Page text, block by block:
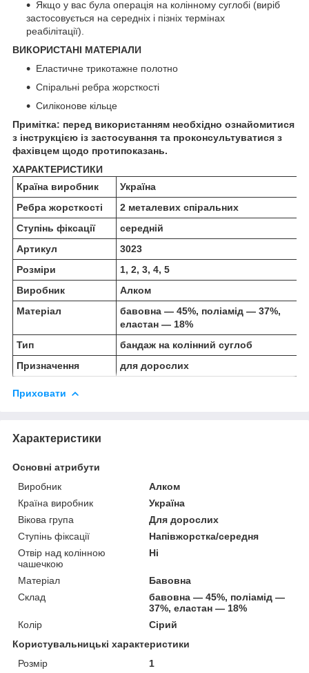
Якщо у вас була операція на колінному суглобі (виріб
застосовується на середніх і пізніх термінах
реабілітації).
ВИКОРИСТАНІ МАТЕРІАЛИ
Еластичне трикотажне полотно
Спіральні ребра жорсткості
Силіконове кільце
Примітка: перед використанням необхідно ознайомитися
з інструкцією із застосування та проконсультуватися з
фахівцем щодо протипоказань.
ХАРАКТЕРИСТИКИ
Країна виробник
Україна
Ребра жорсткості
2 металевих спіральних
Cтупінь фіксації
середній
Артикул
3023
Розміри
1, 2, 3, 4, 5
Виробник
Алком
Матеріал
бавовна — 45%, поліамід — 37%,
еластан — 18%
Тип
бандаж на колінний суглоб
Призначення
для дорослих
Приховати
Характеристики
Основні атрибути
Виробник
Алком
Країна виробник
Україна
Вікова група
Для дорослих
Ступінь фіксації
Напівжорстка/середня
Отвір над колінною
чашечкою
Ні
Матеріал
Бавовна
Склад
бавовна — 45%, поліамід —
37%, еластан — 18%
Колір
Сірий
Користувальницькі характеристики
Розмір
1